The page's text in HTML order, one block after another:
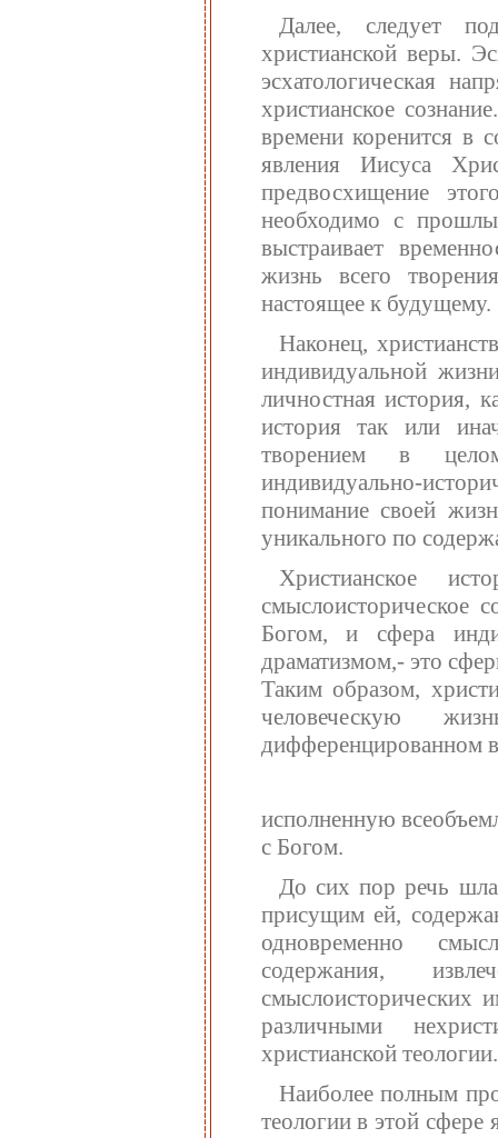
Далее, следует
христианской веры.
эсхатологическая
христианское
времени коренится в
явления Иисуса
предвосхищение
необходимо с
выстраивает
жизнь всего
настоящее к будущему.
Наконец,
индивидуальной
личностная история,
история так или
творением в
индивидуально-
понимание своей
уникального по
Христианское
смыслоисторическое
Богом, и сфера
драматизмом,- это
Таким образом,
человеческую
дифференцированном
исполненную
с Богом.
До сих пор речь шла
присущим ей,
одновременно
содержания,
смыслоисторических
различными
христианской теологии.
Наиболее полным
теологии в этой сфере